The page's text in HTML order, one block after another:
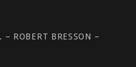
ROBERT BRESSON –